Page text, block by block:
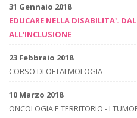
31 Gennaio 2018
EDUCARE NELLA DISABILITA'.
ALL'INCLUSIONE
23 Febbraio 2018
CORSO DI OFTALMOLOGIA
10 Marzo 2018
ONCOLOGIA E TERRITORIO - I